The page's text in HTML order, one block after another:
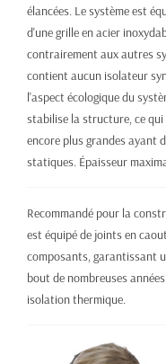
élancées. Le système est
d'une grille en acier
contrairement aux autres
contient aucun isolateur
l'aspect écologique du
stabilise la structure, ce
encore plus grandes ayant
statiques. Épaisseur
Recommandé pour la
est équipé de joints en
composants, garantissant
bout de nombreuses
isolation thermique.